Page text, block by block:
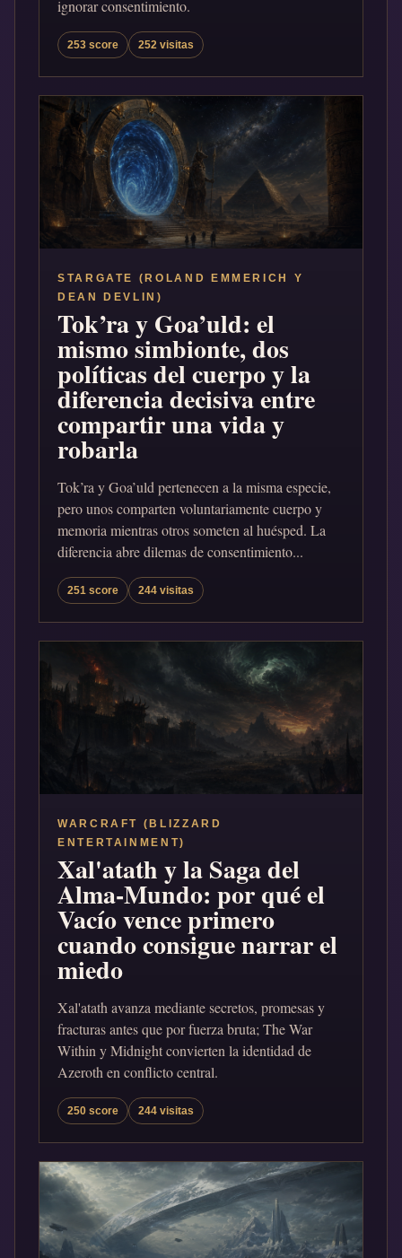
ignorar consentimiento.
253 score 252 visitas
STARGATE (ROLAND EMMERICH Y
DEAN DEVLIN)
Tok’ra y Goa’uld: el
mismo simbionte, dos
políticas del cuerpo y la
diferencia decisiva entre
compartir una vida y
robarla
Tok’ra y Goa’uld pertenecen a la misma especie,
pero unos comparten voluntariamente cuerpo y
memoria mientras otros someten al huésped. La
diferencia abre dilemas de consentimiento...
251 score 244 visitas
WARCRAFT (BLIZZARD
ENTERTAINMENT)
Xal'atath y la Saga del
Alma-Mundo: por qué el
Vacío vence primero
cuando consigue narrar el
miedo
Xal'atath avanza mediante secretos, promesas y
fracturas antes que por fuerza bruta; The War
Within y Midnight convierten la identidad de
Azeroth en conflicto central.
250 score 244 visitas